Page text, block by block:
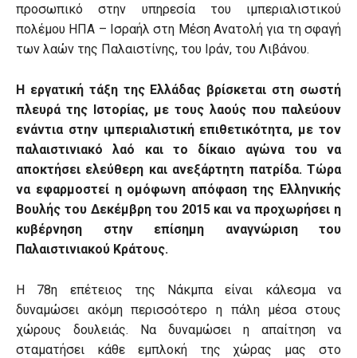
προσωπικό στην υπηρεσία του ιμπεριαλιστικού
πολέμου ΗΠΑ – Ισραήλ στη Μέση Ανατολή για τη σφαγή
των λαών της Παλαιστίνης, του Ιράν, του Λιβάνου.
Η εργατική τάξη της Ελλάδας βρίσκεται στη σωστή
πλευρά της Ιστορίας, με τους λαούς που παλεύουν
ενάντια στην ιμπεριαλιστική επιθετικότητα, με τον
παλαιστινιακό λαό και το δίκαιο αγώνα του να
αποκτήσει ελεύθερη και ανεξάρτητη πατρίδα. Τώρα
να εφαρμοστεί η ομόφωνη απόφαση της Ελληνικής
Βουλής του Δεκέμβρη του 2015 και να προχωρήσει η
κυβέρνηση στην επίσημη αναγνώριση του
Παλαιστινιακού Κράτους.
Η 78η επέτειος της Νάκμπα είναι κάλεσμα να
δυναμώσει ακόμη περισσότερο η πάλη μέσα στους
χώρους δουλειάς. Να δυναμώσει η απαίτηση να
σταματήσει κάθε εμπλοκή της χώρας μας στο